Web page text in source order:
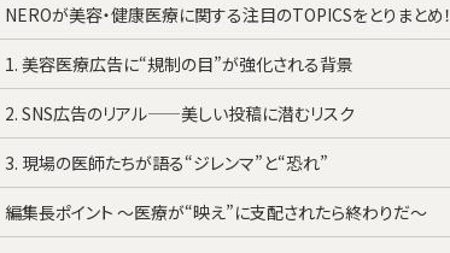
NEROが美容・健康医療に関する注目のTOPICSをとりまとめ！
1. 美容医療広告に“規制の目”が強化される背景
2. SNS広告のリアル——美しい投稿に潜むリスク
3. 現場の医師たちが語る“ジレンマ”と“恐れ”
編集長ポイント ～医療が“映え”に支配されたら終わりだ～